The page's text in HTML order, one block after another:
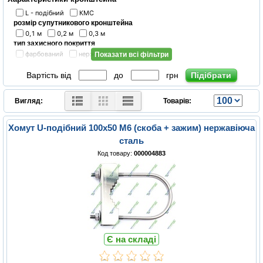
L - подібний
КМС
розмір супутникового кронштейна
0,1 м
0,2 м
0,3 м
тип захисного покриття
фарбований
нержавіюча сталь
Показати всі фільтри
Вартість від до грн
Вигляд: Товарів:
Хомут U-подібний 100х50 М6 (скоба + зажим) нержавіюча
сталь
Код товару: 000004883
Є на складі